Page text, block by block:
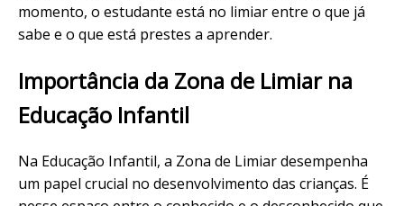
momento, o estudante está no limiar entre o que já
sabe e o que está prestes a aprender.
Importância da Zona de Limiar na
Educação Infantil
Na Educação Infantil, a Zona de Limiar desempenha
um papel crucial no desenvolvimento das crianças. É